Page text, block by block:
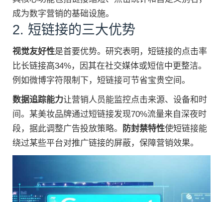
成为数字营销的基础设施。
2. 短链接的三大优势
视觉友好性是首要优势。研究表明，短链接的点击率
比长链接高34%，因其在社交媒体或短信中更整洁。
例如微博字符限制下，短链接可节省宝贵空间。
数据追踪能力让营销人员能监控点击来源、设备和时
间。某美妆品牌通过短链接发现70%流量来自深夜时
段，据此调整广告投放策略。
防封禁特性使短链接能
绕过某些平台对推广链接的屏蔽，保障营销效果。